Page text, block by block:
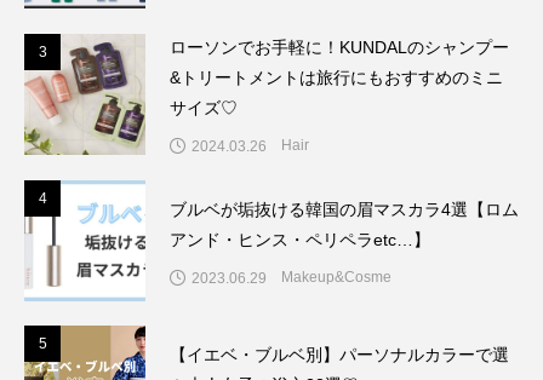
3
ローソンでお手軽に！KUNDALのシャンプー
&トリートメントは旅行にもおすすめのミニ
サイズ♡
2024.03.26 Hair
4
ブルベが垢抜ける韓国の眉マスカラ4選【ロム
アンド・ヒンス・ペリペラetc…】
2023.06.29 Makeup&Cosme
5
【イエベ・ブルベ別】パーソナルカラーで選